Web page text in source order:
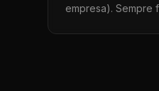
empresa). Sempre